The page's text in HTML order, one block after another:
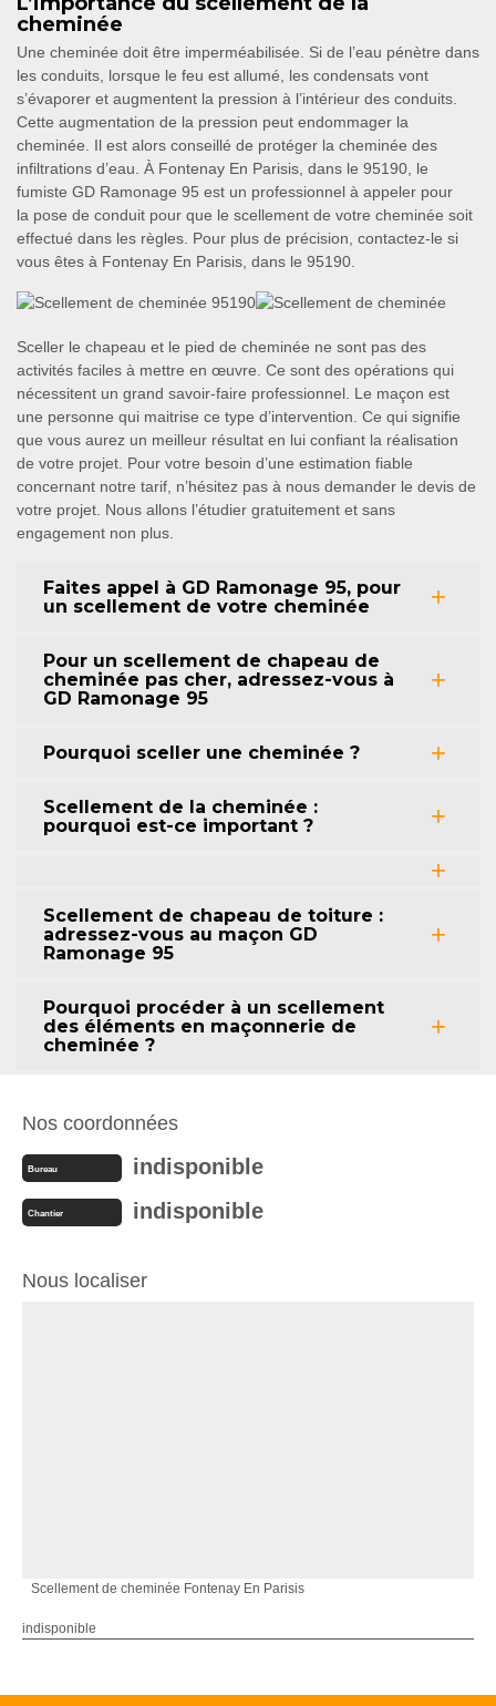
cheminée
Une cheminée doit être imperméabilisée. Si de l’eau pénètre dans
les conduits, lorsque le feu est allumé, les condensats vont
s’évaporer et augmentent la pression à l’intérieur des conduits.
Cette augmentation de la pression peut endommager la
cheminée. Il est alors conseillé de protéger la cheminée des
infiltrations d’eau. À Fontenay En Parisis, dans le 95190, le
fumiste GD Ramonage 95 est un professionnel à appeler pour
la pose de conduit pour que le scellement de votre cheminée soit
effectué dans les règles. Pour plus de précision, contactez-le si
vous êtes à Fontenay En Parisis, dans le 95190.
Sceller le chapeau et le pied de cheminée ne sont pas des
activités faciles à mettre en œuvre. Ce sont des opérations qui
nécessitent un grand savoir-faire professionnel. Le maçon est
une personne qui maitrise ce type d’intervention. Ce qui signifie
que vous aurez un meilleur résultat en lui confiant la réalisation
de votre projet. Pour votre besoin d’une estimation fiable
concernant notre tarif, n’hésitez pas à nous demander le devis de
votre projet. Nous allons l’étudier gratuitement et sans
engagement non plus.
Faites appel à GD Ramonage 95, pour
un scellement de votre cheminée
Pour un scellement de chapeau de
cheminée pas cher, adressez-vous à
GD Ramonage 95
Pourquoi sceller une cheminée ?
Scellement de la cheminée :
pourquoi est-ce important ?
Scellement de chapeau de toiture :
adressez-vous au maçon GD
Ramonage 95
Pourquoi procéder à un scellement
des éléments en maçonnerie de
cheminée ?
Nos coordonnées
Bureau indisponible
Chantier indisponible
Nous localiser
Scellement de cheminée Fontenay En Parisis
indisponible